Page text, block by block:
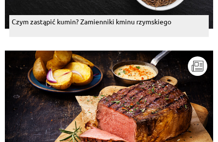
Czym zastąpić kumin? Zamienniki kminu rzymskiego